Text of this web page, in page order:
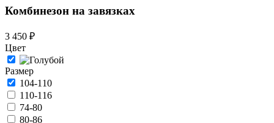
Комбинезон на завязках
3 450 ₽
Цвет
Размер
104-110
110-116
74-80
80-86